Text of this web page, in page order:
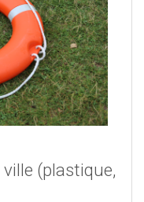
(plastique,